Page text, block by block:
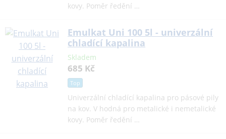
kovy. Poměr ředění …
Emulkat Uni 100 5l - univerzální
chladící kapalina
Skladem
685 Kč
Top
Univerzální chladící kapalina pro pásové pily
na kov. V hodná pro metalické i nemetalické
kovy. Poměr ředění …